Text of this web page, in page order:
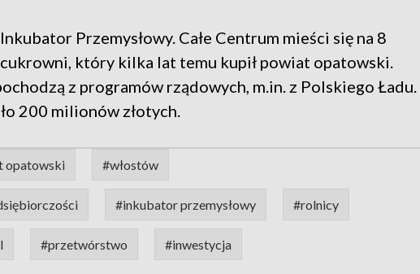
Przemysłowy. Całe Centrum mieści się na 8
który kilka lat temu kupił powiat opatowski.
z programów rządowych, m.in. z Polskiego Ładu.
200 milionów złotych.
opatowski #włostów
#inkubator przemysłowy #rolnicy
#przetwórstwo #inwestycja